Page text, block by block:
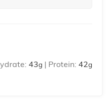
43g Protein: 42g